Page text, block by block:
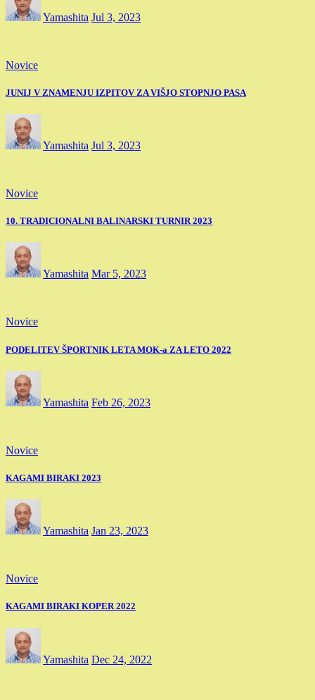
Yamashita Jul 3, 2023
Novice
JUNIJ V ZNAMENJU IZPITOV ZA VIŠJO STOPNJO PASA
Yamashita Jul 3, 2023
Novice
10. TRADICIONALNI BALINARSKI TURNIR 2023
Yamashita Mar 5, 2023
Novice
PODELITEV ŠPORTNIK LETA MOK-a ZA LETO 2022
Yamashita Feb 26, 2023
Novice
KAGAMI BIRAKI 2023
Yamashita Jan 23, 2023
Novice
KAGAMI BIRAKI KOPER 2022
Yamashita Dec 24, 2022